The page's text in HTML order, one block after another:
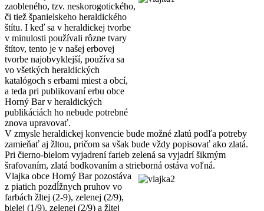
zaobleného, tzv. neskorogotického,
či tiež španielskeho heraldického
štítu. I keď sa v heraldickej tvorbe
v minulosti používali rôzne tvary
štítov, tento je v našej erbovej
tvorbe najobvyklejší, používa sa
vo všetkých heraldických
katalógoch s erbami miest a obcí,
a teda pri publikovaní erbu obce
Horný Bar v heraldických
publikáciách ho nebude potrebné
znova upravovať.
V zmysle heraldickej konvencie bude možné zlatú podľa potreby
zamieňať aj žltou, pričom sa však bude vždy popisovať ako zlatá.
Pri čierno-bielom vyjadrení farieb zelená sa vyjadrí šikmým
šrafovaním, zlatá bodkovaním a strieborná ostáva voľná.
Vlajka obce Horný Bar pozostáva
z piatich pozdĺžnych pruhov vo
farbách žltej (2-9), zelenej (2/9),
bielej (1/9), zelenej (2/9) a žltej